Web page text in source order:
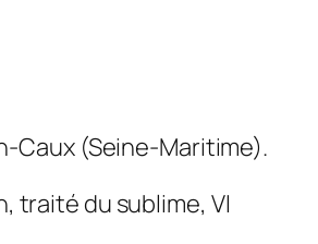
Caux (Seine-Maritime).
traité du sublime, VI